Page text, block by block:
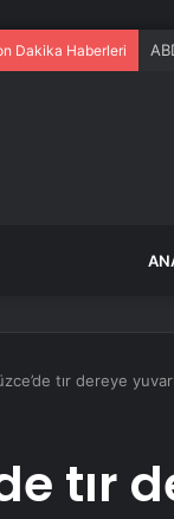
Dakika Haberleri
tır dereye
tır